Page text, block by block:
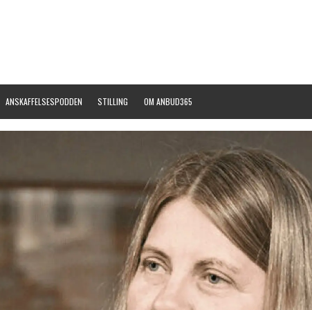
ANSKAFFELSESPODDEN STILLING OM ANBUD365